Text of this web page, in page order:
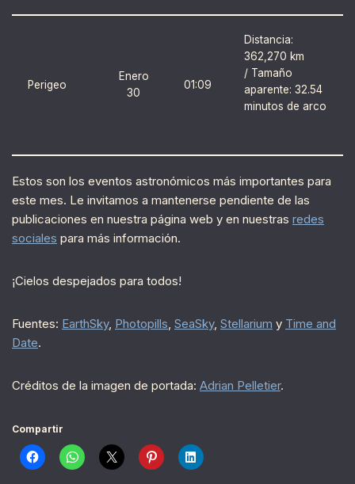
Perigeo
Enero
30
01:09
Distancia:
362,270 km
/ Tamaño
aparente: 32.54
minutos de arco
Estos son los eventos astronómicos más importantes para
este mes. Le invitamos a mantenerse pendiente de las
publicaciones en nuestra página web y en nuestras redes
sociales para más información.
¡Cielos despejados para todos!
Fuentes: EarthSky, Photopills, SeaSky, Stellarium y Time and
Date.
Créditos de la imagen de portada: Adrian Pelletier.
Compartir